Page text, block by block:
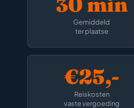
Gemiddeld
ter plaatse
€25,-
Reiskosten
vaste vergoeding